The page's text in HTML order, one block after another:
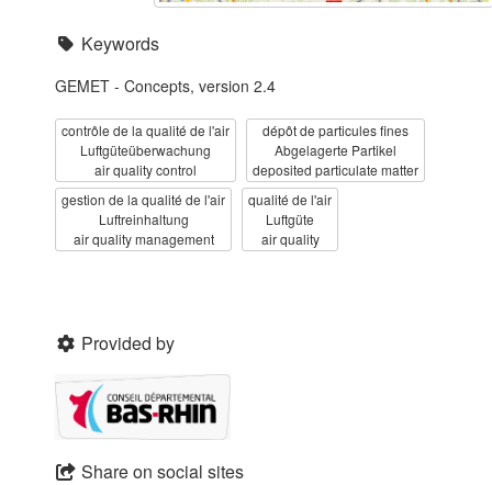
Keywords
GEMET - Concepts, version 2.4
contrôle de la qualité de l'air
Luftgüteüberwachung
air quality control
dépôt de particules fines
Abgelagerte Partikel
deposited particulate matter
gestion de la qualité de l'air
Luftreinhaltung
air quality management
qualité de l'air
Luftgüte
air quality
Provided by
Share on social sites